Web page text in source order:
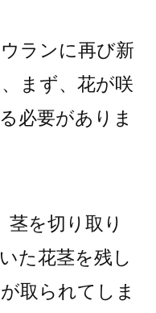
ランに再び新
まず、花が咲
必要がありま
茎を切り取り
た花茎を残し
取られてしま